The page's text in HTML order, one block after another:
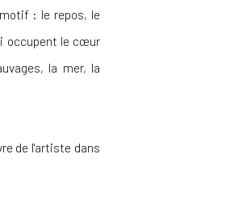
: le repos, le
occupent le cœur
la mer, la
de l'artiste dans